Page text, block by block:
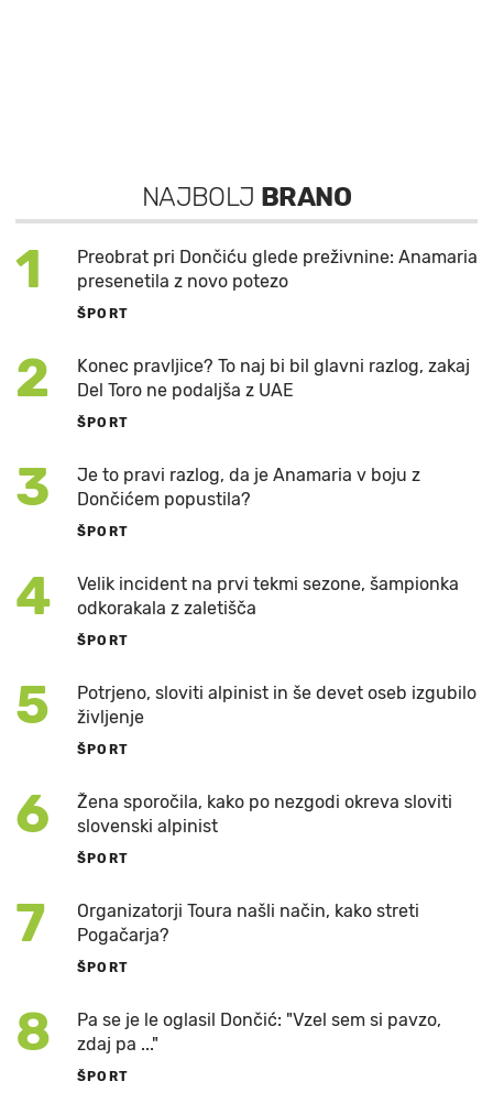
NAJBOLJ BRANO
1
Preobrat pri Dončiću glede preživnine: Anamaria
presenetila z novo potezo
ŠPORT
2
Konec pravljice? To naj bi bil glavni razlog, zakaj
Del Toro ne podaljša z UAE
ŠPORT
3
Je to pravi razlog, da je Anamaria v boju z
Dončićem popustila?
ŠPORT
4
Velik incident na prvi tekmi sezone, šampionka
odkorakala z zaletišča
ŠPORT
5
Potrjeno, sloviti alpinist in še devet oseb izgubilo
življenje
ŠPORT
6
Žena sporočila, kako po nezgodi okreva sloviti
slovenski alpinist
ŠPORT
7
Organizatorji Toura našli način, kako streti
Pogačarja?
ŠPORT
8
Pa se je le oglasil Dončić: "Vzel sem si pavzo,
zdaj pa ..."
ŠPORT